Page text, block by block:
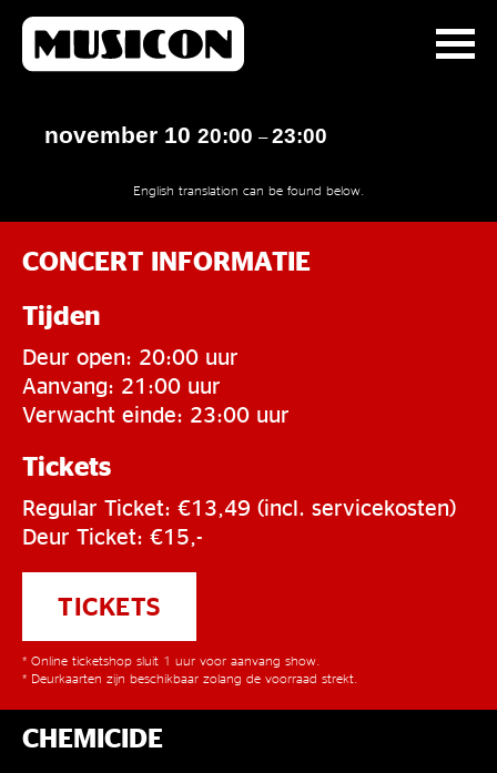
november 10 20:00 –23:00
English translation can be found below.
CONCERT INFORMATIE
Tijden
Deur open: 20:00 uur
Aanvang: 21:00 uur
Verwacht einde: 23:00 uur
Tickets
Regular Ticket: €13,49 (incl. servicekosten)
Deur Ticket: €15,-
TICKETS
* Online ticketshop sluit 1 uur voor aanvang show.
* Deurkaarten zijn beschikbaar zolang de voorraad strekt.
CHEMICIDE